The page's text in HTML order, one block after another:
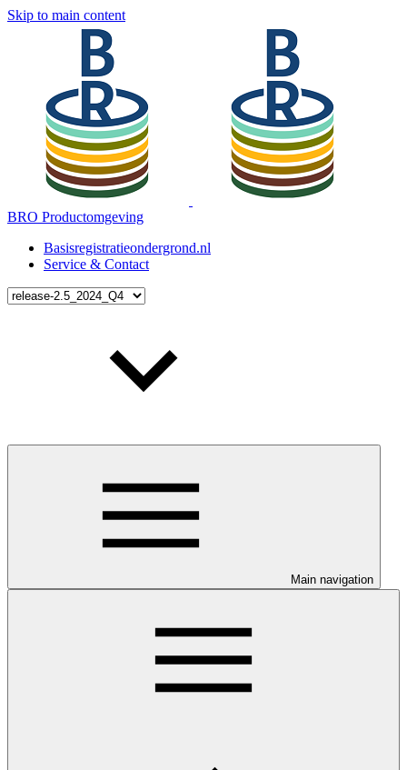
Skip to main content
BRO Productomgeving
Basisregistratieondergrond.nl
Service & Contact
Main navigation